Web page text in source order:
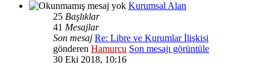
Kurumsal Alan
25 Başlıklar
41 Mesajlar
Son mesaj Re: Libre ve Kurumlar İlişkisi
gönderen Hamurcu Son mesajı görüntüle
30 Eki 2018, 10:16